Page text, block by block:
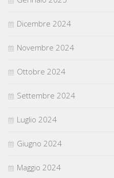
Dicembre 2024
Novembre 2024
Ottobre 2024
Settembre 2024
Luglio 2024
Giugno 2024
Maggio 2024